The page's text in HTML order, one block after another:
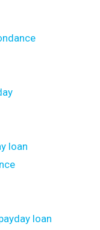
loan
loan